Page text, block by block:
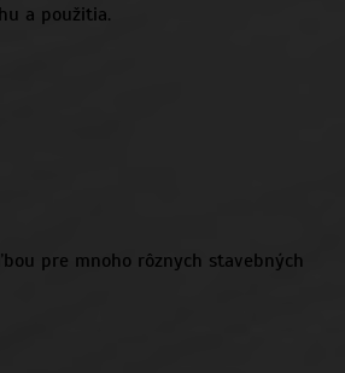
a použitia.
pre mnoho rôznych stavebných